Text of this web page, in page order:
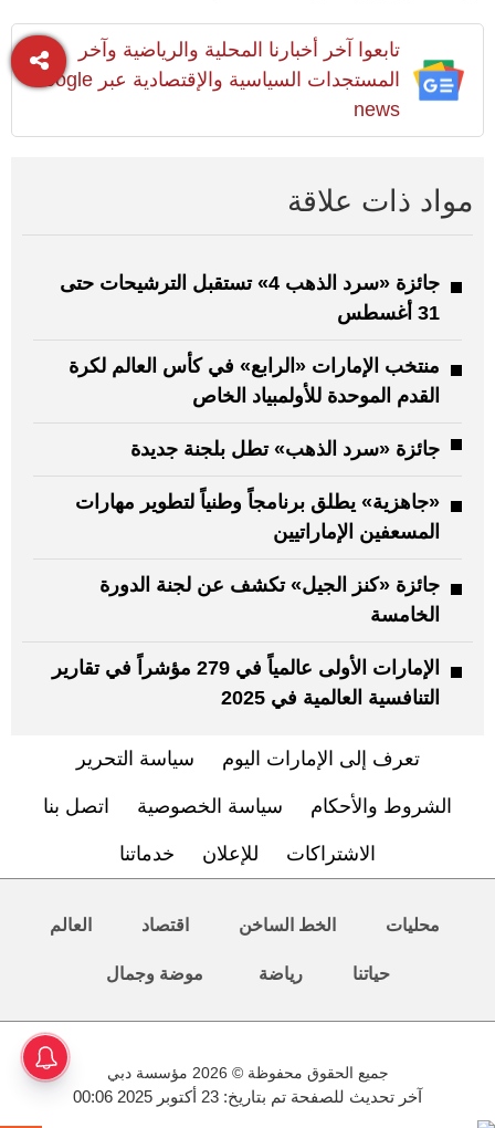
تابعوا آخر أخبارنا المحلية والرياضية وآخر
المستجدات السياسية والإقتصادية عبر Google
news
مواد ذات علاقة
جائزة «سرد الذهب 4» تستقبل الترشيحات حتى
31 أغسطس
منتخب الإمارات «الرابع» في كأس العالم لكرة
القدم الموحدة للأولمبياد الخاص
جائزة «سرد الذهب» تطل بلجنة جديدة
«جاهزية» يطلق برنامجاً وطنياً لتطوير مهارات
المسعفين الإماراتيين
جائزة «كنز الجيل» تكشف عن لجنة الدورة
الخامسة
الإمارات الأولى عالمياً في 279 مؤشراً في تقارير
التنافسية العالمية في 2025
تعرف إلى الإمارات اليوم سياسة التحرير
الشروط والأحكام سياسة الخصوصية اتصل بنا
الاشتراكات للإعلان خدماتنا
محليات الخط الساخن اقتصاد العالم
حياتنا رياضة موضة وجمال
جميع الحقوق محفوظة © 2026 مؤسسة دبي
آخر تحديث للصفحة تم بتاريخ: 23 أكتوبر 2025 00:06